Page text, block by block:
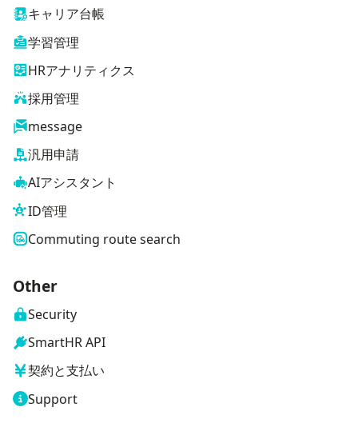
キャリア台帳
学習管理
HRアナリティクス
採用管理
message
汎用申請
AIアシスタント
ID管理
Commuting route search
Other
Security
SmartHR API
契約と支払い
Support